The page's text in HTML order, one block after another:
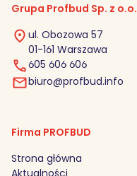
Grupa Profbud Sp. z o.o.
ul. Obozowa 57
01-161 Warszawa
605 606 606
biuro@profbud.info
Firma PROFBUD
Strona główna
Aktualności